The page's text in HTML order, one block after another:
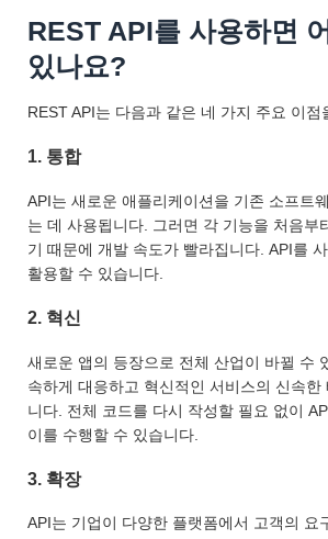
REST API를 사용하면
있나요?
REST API는 다음과 같은 네 가지 주요 이점
1. 통합
API는 새로운 애플리케이션을 기존 소프트
는 데 사용됩니다. 그러면 각 기능을 처음부
기 때문에 개발 속도가 빨라집니다. API를
활용할 수 있습니다.
2. 혁신
새로운 앱의 등장으로 전체 산업이 바뀔 수
속하게 대응하고 혁신적인 서비스의 신속한
니다. 전체 코드를 다시 작성할 필요 없이
이를 수행할 수 있습니다.
3. 확장
API는 기업이 다양한 플랫폼에서 고객의 요